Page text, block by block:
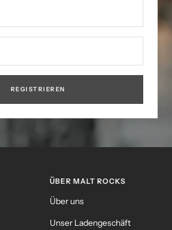
REGISTRIEREN
ÜBER MALT ROCKS
Über uns
Unser Ladengeschäft